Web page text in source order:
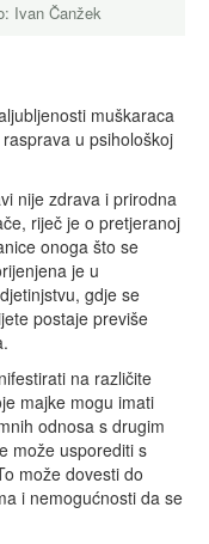
Ivan Čanžek
muškaraca
u psihološkoj
nije zdrava i prirodna
riječ je o pretjeranoj
onoga što se
je u
gdje se
postaje previše
na različite
majke mogu imati
odnosa s drugim
može usporediti s
može dovesti do
i nemogućnosti da se